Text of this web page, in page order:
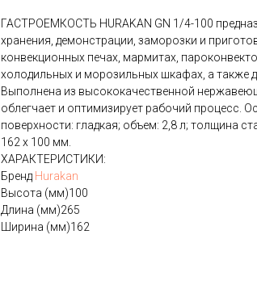
ГАСТРОЕМКОСТЬ HURAKAN GN 1/4-100
хранения, демонстрации, заморозки и
конвекционных печах, мармитах,
холодильных и морозильных шкафах, а также
Выполнена из высококачественной
облегчает и оптимизирует рабочий процесс.
поверхности: гладкая; объем: 2,8 л; толщина
162 х 100 мм.
ХАРАКТЕРИСТИКИ:
Бренд Hurakan
Высота (мм)100
Длина (мм)265
Ширина (мм)162